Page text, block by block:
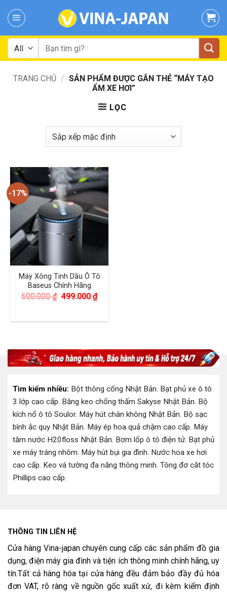
Tìm
kiếm:
TRANG CHỦ / SẢN PHẨM ĐƯỢC GẮN THẺ “MÁY TẠO
ẨM XE HƠI”
LỌC
-17%
Máy Xông Tinh Dầu Ô Tô
Baseus Chính Hãng
600.000₫ Giá
600.000 ₫.
499.000₫Giá
hiện
là:
Tìm kiếm nhiều: Bột thông cống Nhật Bản. Bạt phủ xe ô tô
3 lớp cao cấp. Băng keo chống thấm Sakyse Nhật Bản. Bộ
kích nổ ô tô Soulor. Máy hút chân không Nhật Bản. Bộ sạc
bình ắc quy Nhật Bản. Máy ép hoa quả chậm cao cấp. Máy
tăm nước H20floss Nhật Bản. Bơm lốp ô tô điện tử. Bạt phủ
xe máy tráng nhôm. Máy hút bụi gia đình. Nước hoa xe hơi
cao cấp. Keo vá tường đa năng thông minh. Tông đơ cắt tóc
Phillips cao cấp.
THÔNG TIN LIÊN HỆ
Cửa hàng Vina-japan chuyên cung cấp các sản phẩm đồ gia
dụng, điện máy gia đình và tiện ích thông minh chính hãng, uy
tín.Tất cả hàng hóa tại cửa hàng đều đảm bảo đầy đủ hóa
đơn VAT, rõ ràng về nguồn gốc xuất xứ, đi kèm kiểm định